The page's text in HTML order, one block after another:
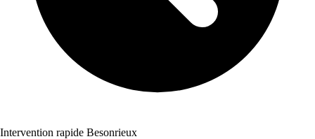
Intervention rapide Besonrieux